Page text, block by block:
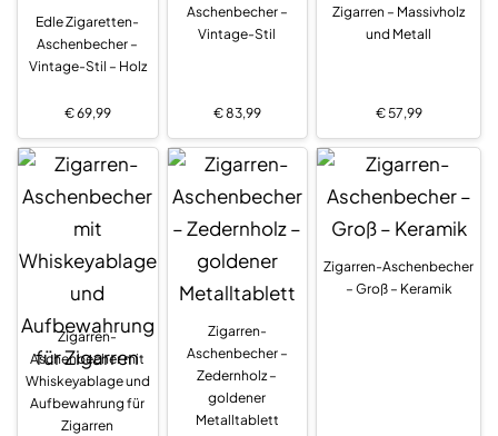
Edle Zigaretten-
Aschenbecher –
Vintage-Stil – Holz
€69,99
Aschenbecher –
Vintage-Stil
€83,99
Zigarren – Massivholz
und Metall
€57,99
Zigarren-
Aschenbecher mit
Whiskeyablage und
Aufbewahrung für
Zigarren
Zigarren-
Aschenbecher –
Zedernholz –
goldener
Metalltablett
Zigarren-Aschenbecher
– Groß – Keramik